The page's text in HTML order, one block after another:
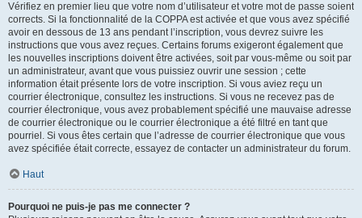
Vérifiez en premier lieu que votre nom d’utilisateur et votre mot de passe soient
corrects. Si la fonctionnalité de la COPPA est activée et que vous avez spécifié
avoir en dessous de 13 ans pendant l’inscription, vous devrez suivre les
instructions que vous avez reçues. Certains forums exigeront également que
les nouvelles inscriptions doivent être activées, soit par vous-même ou soit par
un administrateur, avant que vous puissiez ouvrir une session ; cette
information était présente lors de votre inscription. Si vous aviez reçu un
courrier électronique, consultez les instructions. Si vous ne recevez pas de
courrier électronique, vous avez probablement spécifié une mauvaise adresse
de courrier électronique ou le courrier électronique a été filtré en tant que
pourriel. Si vous êtes certain que l’adresse de courrier électronique que vous
avez spécifiée était correcte, essayez de contacter un administrateur du forum.
Haut
Pourquoi ne puis-je pas me connecter ?